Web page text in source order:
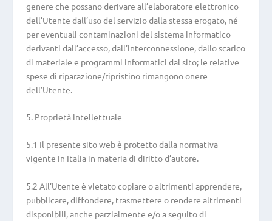
genere che possano derivare all’elaboratore elettronico
dell’Utente dall’uso del servizio dalla stessa erogato, né
per eventuali contaminazioni del sistema informatico
derivanti dall’accesso, dall’interconnessione, dallo scarico
di materiale e programmi informatici dal sito; le relative
spese di riparazione/ripristino rimangono onere
dell’Utente.
5. Proprietà intellettuale
5.1 Il presente sito web è protetto dalla normativa
vigente in Italia in materia di diritto d’autore.
5.2 All’Utente è vietato copiare o altrimenti apprendere,
pubblicare, diffondere, trasmettere o rendere altrimenti
disponibili, anche parzialmente e/o a seguito di